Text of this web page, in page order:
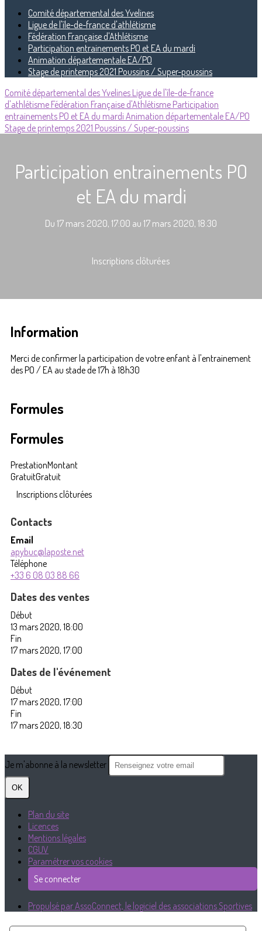
Comité départemental des Yvelines
Ligue de l'île-de-france d'athlétisme
Fédération Française d'Athlétisme
Participation entrainements PO et EA du mardi
Animation départementale EA/PO
Stage de printemps 2021 Poussins / Super-poussins
Comité départemental des Yvelines Ligue de l'île-de-france
d'athlétisme Fédération Française d'Athlétisme Participation
entrainements PO et EA du mardi Animation départementale EA/PO
Stage de printemps 2021 Poussins / Super-poussins
Participation entrainements PO
et EA du mardi
Du 17 mars 2020, 17:00 au 17 mars 2020, 18:30
Inscriptions clôturées
Information
Merci de confirmer la participation de votre enfant à l'entrainement
des PO / EA au stade de 17h à 18h30
Formules
Formules
PrestationMontant
GratuitGratuit
Inscriptions clôturées
Contacts
Email
apybuc@laposte.net
Téléphone
+33 6 08 03 88 66
Dates des ventes
Début
13 mars 2020, 18:00
Fin
17 mars 2020, 17:00
Dates de l'événement
Début
17 mars 2020, 17:00
Fin
17 mars 2020, 18:30
Je m'abonne à la newsletter
OK
Plan du site
Licences
Mentions légales
CGUV
Paramétrer vos cookies
Se connecter
Propulsé par AssoConnect, le logiciel des associations Sportives